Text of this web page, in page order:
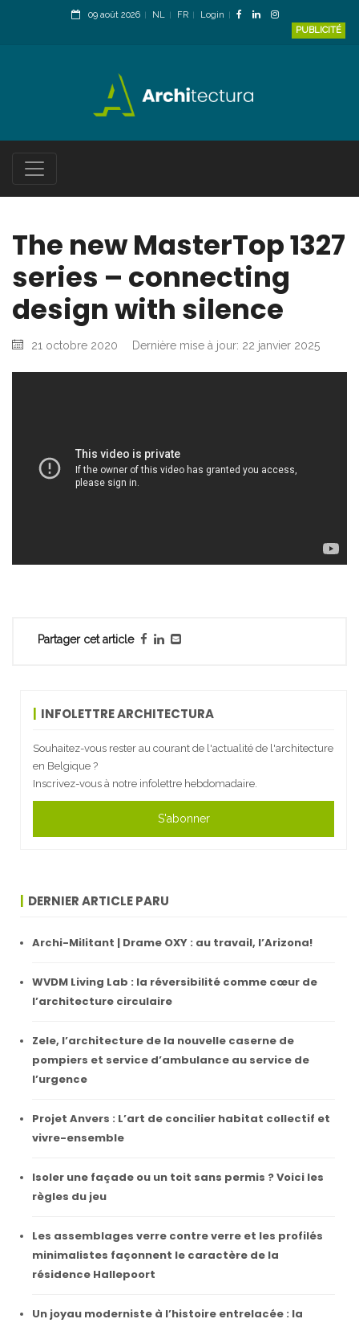
09 août 2026 NL FR
Login
PUBLICITÉ
The new MasterTop 1327
series – connecting
design with silence
21 octobre 2020 Dernière mise à jour: 22 janvier 2025
Partager cet article
INFOLETTRE ARCHITECTURA
Souhaitez-vous rester au courant de l'actualité de l'architecture
en Belgique ?
Inscrivez-vous à notre infolettre hebdomadaire.
S'abonner
DERNIER ARTICLE PARU
Archi-Militant | Drame OXY : au travail, l’Arizona!
WVDM Living Lab : la réversibilité comme cœur de
l’architecture circulaire
Zele, l’architecture de la nouvelle caserne de
pompiers et service d’ambulance au service de
l’urgence
Projet Anvers : L’art de concilier habitat collectif et
vivre-ensemble
Isoler une façade ou un toit sans permis ? Voici les
règles du jeu
Les assemblages verre contre verre et les profilés
minimalistes façonnent le caractère de la
résidence Hallepoort
Un joyau moderniste à l’histoire entrelacée : la